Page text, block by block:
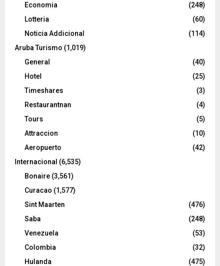
Economia
(248)
Lotteria
(60)
Noticia Addicional
(114)
Aruba Turismo (1,019)
General
(40)
Hotel
(25)
Timeshares
(3)
Restaurantnan
(4)
Tours
(5)
Attraccion
(10)
Aeropuerto
(42)
Internacional (6,535)
Bonaire (3,561)
Curacao (1,577)
Sint Maarten
(476)
Saba
(248)
Venezuela
(53)
Colombia
(32)
Hulanda
(475)